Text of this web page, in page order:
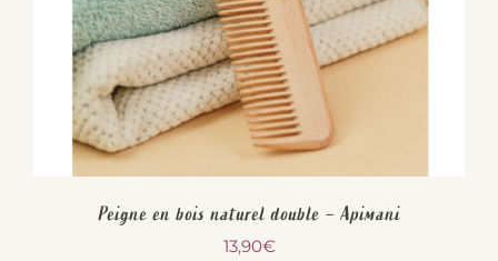
Peigne en bois naturel double – Apimani
13,90€